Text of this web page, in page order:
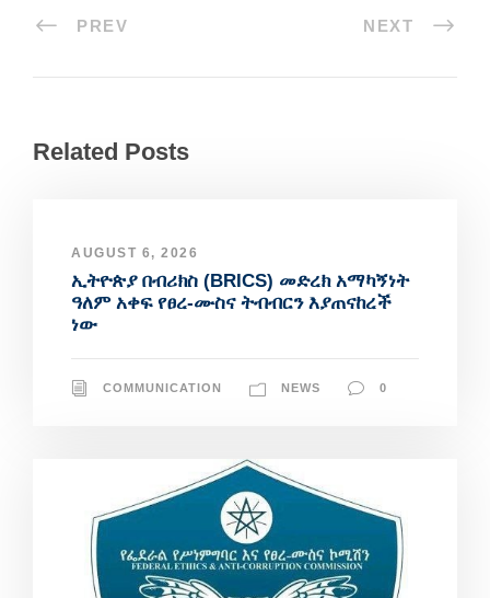
PREV NEXT
Related Posts
AUGUST 6, 2026
ኢትዮጵያ በብሪክስ (BRICS) መድረክ አማካኝነት
ዓለም አቀፍ የፀረ-ሙስና ትብብርን እያጠናከረች
ነው
COMMUNICATION NEWS 0